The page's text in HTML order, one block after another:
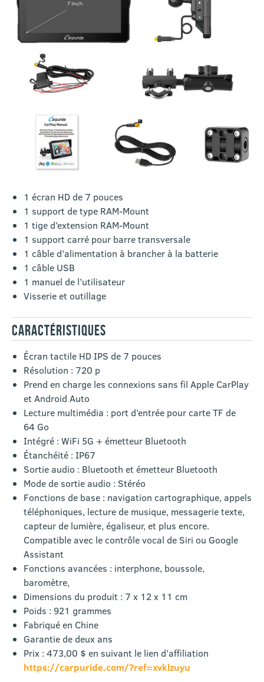
‎1 écran HD de 7 pouces
1 support de type RAM-Mount
1 tige d’extension RAM-Mount
1 support carré pour barre transversale
1 câble d’alimentation à brancher à la batterie
1 câble USB
1 manuel de l’utilisateur
Visserie et outillage
CARACTÉRISTIQUES
Écran tactile HD IPS de 7 pouces
Résolution : 720 p
Prend en charge les connexions sans fil Apple CarPlay
et Android Auto
Lecture multimédia : port d’entrée pour carte TF de
‎64 Go
Intégré : WiFi 5G + émetteur Bluetooth
Étanchéité : IP67
Sortie audio : Bluetooth et émetteur Bluetooth
Mode de sortie audio : ‎Stéréo
Fonctions de base : navigation cartographique, appels
téléphoniques, lecture de musique, messagerie texte,
capteur de lumière, égaliseur, et plus encore.
Compatible avec le contrôle vocal de Siri ou Google
Assistant
Fonctions avancées : interphone, boussole,
baromètre,
Dimensions du produit : ‎7 x 12 x 11 cm
Poids : 921 grammes
Fabriqué en Chine
Garantie de deux ans
Prix : 473,00 $ en suivant le lien d’affiliation
https://carpuride.com/?ref=xvklzuyu